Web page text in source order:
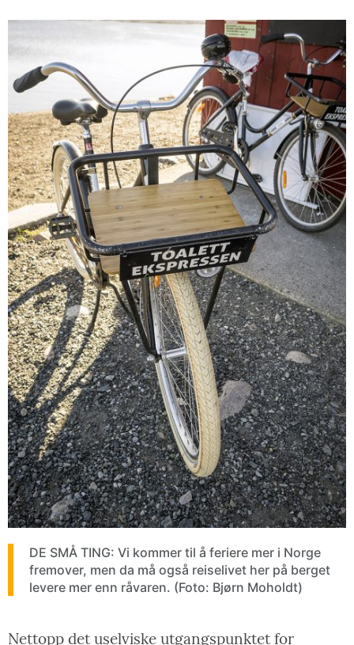
DE SMÅ TING: Vi kommer til å feriere mer i Norge
fremover, men da må også reiselivet her på berget
levere mer enn råvaren. (Foto: Bjørn Moholdt)
Nettopp det uselviske utgangspunktet for